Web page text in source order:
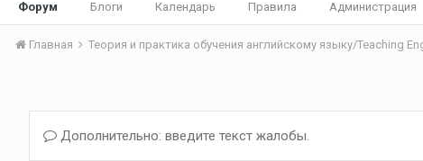
Форум Блоги Календарь Правила Администрация
Главная
Дополнительно: введите текст жалобы.